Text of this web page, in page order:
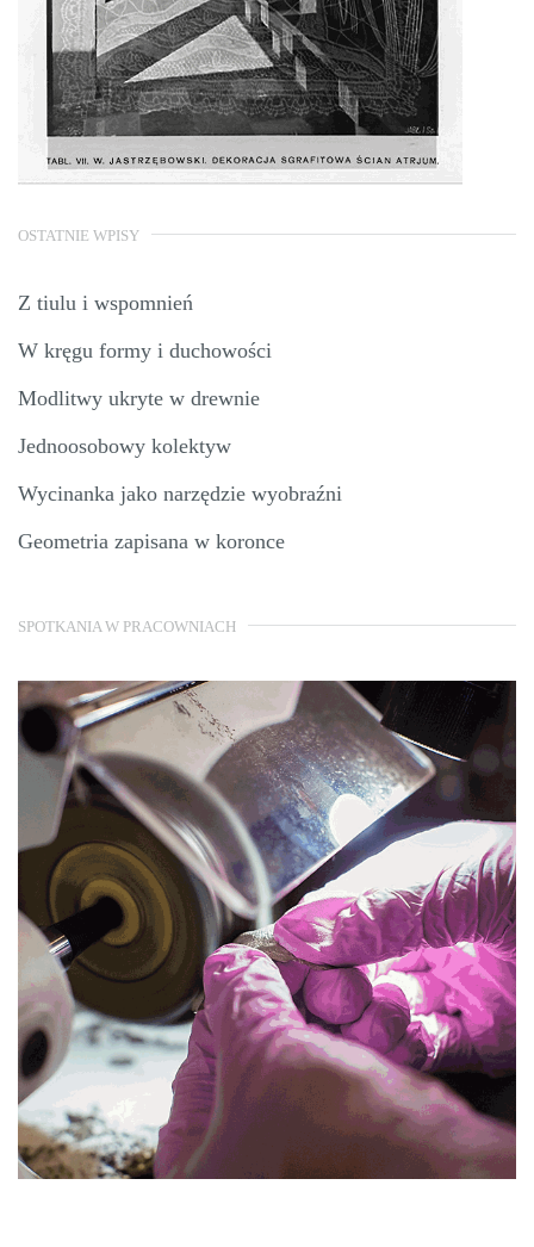
OSTATNIE WPISY
Z tiulu i wspomnień
W kręgu formy i duchowości
Modlitwy ukryte w drewnie
Jednoosobowy kolektyw
Wycinanka jako narzędzie wyobraźni
Geometria zapisana w koronce
SPOTKANIA W PRACOWNIACH